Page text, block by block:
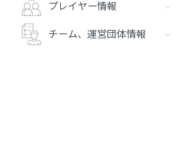
プレイヤー情報
チーム、運営団体情報